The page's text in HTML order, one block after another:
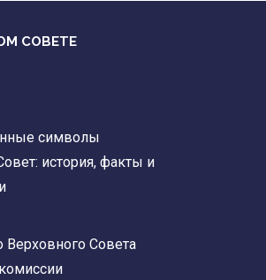
СОВЕТЕ
символы
история, факты и
Верховного Совета